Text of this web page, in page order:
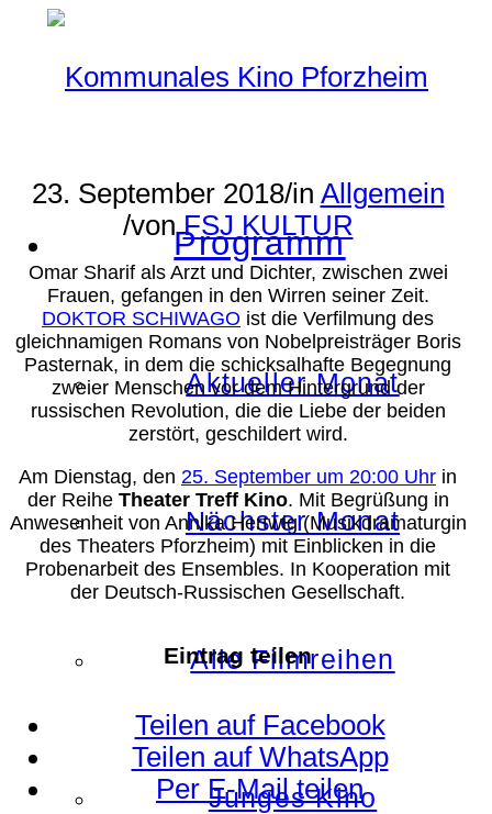
Programm
Aktueller Monat
Nächster Monat
Alle Filmreihen
Junges Kino
23. September 2018/in Allgemein
/vonFSJ KULTUR
Omar Sharif als Arzt und Dichter, zwischen zwei
Frauen, gefangen in den Wirren seiner Zeit.
DOKTOR SCHIWAGO ist die Verfilmung des
gleichnamigen Romans von Nobelpreisträger Boris
Pasternak, in dem die schicksalhafte Begegnung
zweier Menschen vor dem Hintergrund der
russischen Revolution, die die Liebe der beiden
zerstört, geschildert wird.
Am Dienstag, den 25. September um 20:00 Uhr in
der Reihe Theater Treff Kino. Mit Begrüßung in
Anwesenheit von Annika Hertwig (Musikdramaturgin
des Theaters Pforzheim) mit Einblicken in die
Probenarbeit des Ensembles. In Kooperation mit
der Deutsch-Russischen Gesellschaft.
Eintrag teilen
Teilen auf Facebook
Teilen auf WhatsApp
Per E-Mail teilen